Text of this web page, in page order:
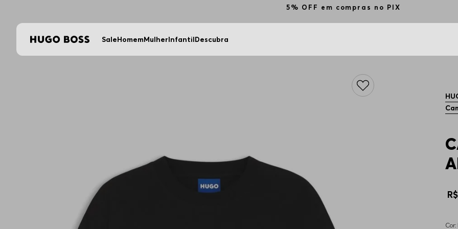
5% OFF em compras no PIX
SaleHomemMulherInfantilDescubra
R$
Cor: